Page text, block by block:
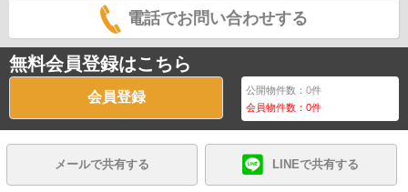
電話でお問い合わせする
無料会員登録はこちら
会員登録 公開物件数：0件
会員物件数：0件
メールで共有する LINEで共有する